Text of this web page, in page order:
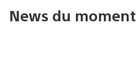
News du moment